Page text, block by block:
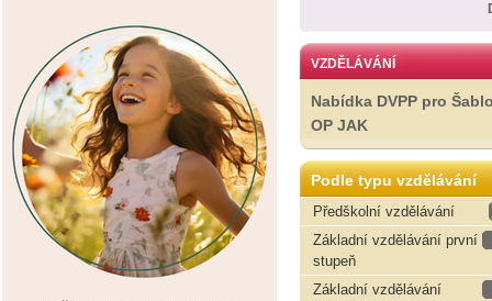
VZDĚLÁVÁNÍ
Nabídka DVPP pro
OP JAK
Podle typu vzdělávání
Předškolní vzdělávání
Základní vzdělávání první
stupeň
Základní vzdělávání